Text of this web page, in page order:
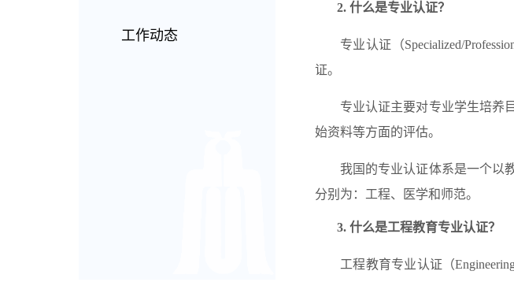
工作动态
2. 什么是专业认证？
专业认证（Specialized/
证。
专业认证主要对专业学生培养
始资料等方面的评估。
我国的专业认证体系是一个以
分别为：工程、医学和师范。
3. 什么是工程教育专业认证？
工程教育专业认证（